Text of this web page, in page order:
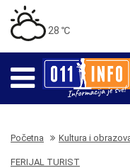
28 ℃
Početna Kultura i
FERIJAL TURIST